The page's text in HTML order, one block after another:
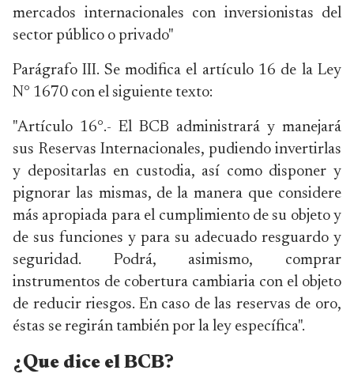
mercados internacionales con inversionistas del
sector público o privado"
Parágrafo III. Se modifica el artículo 16 de la Ley
N° 1670 con el siguiente texto:
"Artículo 16°.- El BCB administrará y manejará
sus Reservas Internacionales, pudiendo invertirlas
y depositarlas en custodia, así como disponer y
pignorar las mismas, de la manera que considere
más apropiada para el cumplimiento de su objeto y
de sus funciones y para su adecuado resguardo y
seguridad. Podrá, asimismo, comprar
instrumentos de cobertura cambiaria con el objeto
de reducir riesgos. En caso de las reservas de oro,
éstas se regirán también por la ley específica".
¿Que dice el BCB?